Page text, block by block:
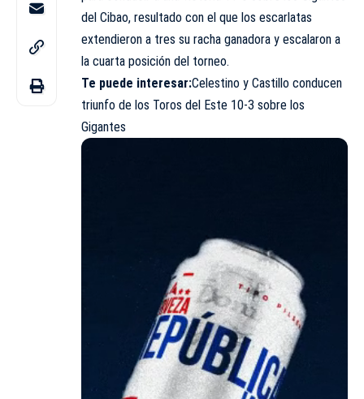
del Cibao, resultado con el que los escarlatas
extendieron a tres su racha ganadora y escalaron a
la cuarta posición del torneo.
Te puede interesar:Celestino y Castillo conducen
triunfo de los Toros del Este 10-3 sobre los
Gigantes